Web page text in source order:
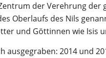
der Verehrung
Oberlaufs des Nils
und Göttinnen wie Isis
ausgegraben: 2014 und